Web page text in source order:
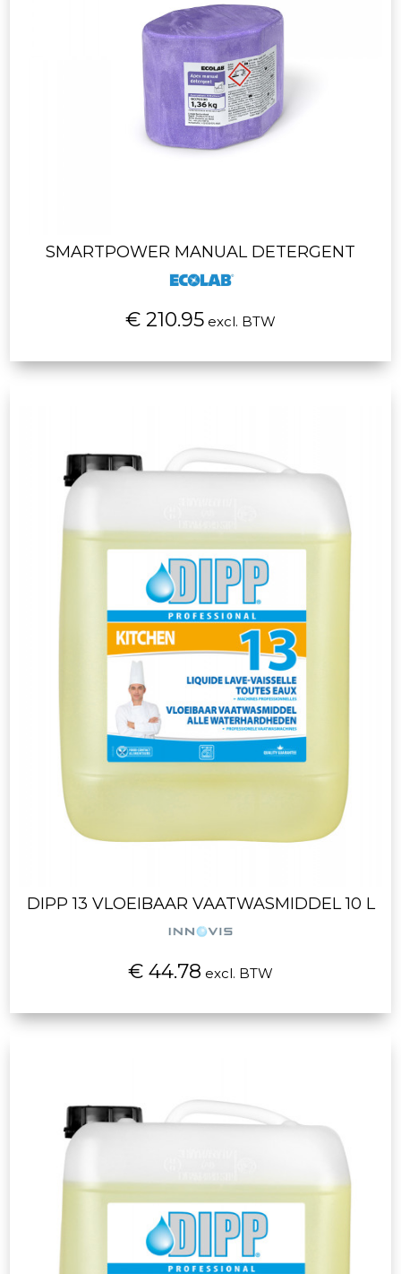
SMARTPOWER MANUAL DETERGENT
€ 210.95 excl. BTW
DIPP 13 VLOEIBAAR VAATWASMIDDEL 10 L
€ 44.78 excl. BTW